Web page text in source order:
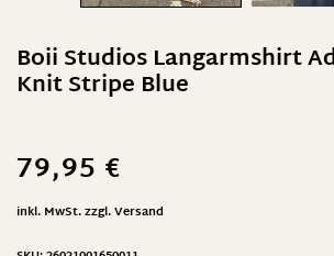
Boii Studios Langarmshirt
Knit Stripe Blue
79,95 €
inkl. MwSt.zzgl.Versand